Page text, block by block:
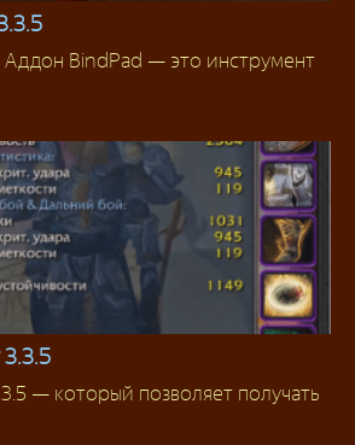
BindPad — это инструмент
— который позволяет получать